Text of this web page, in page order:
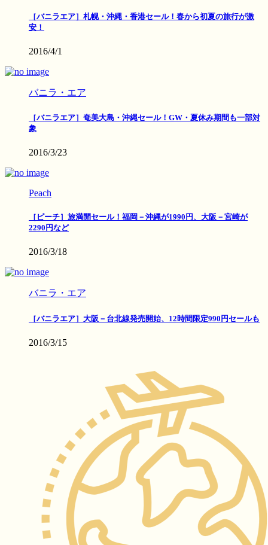
［バニラエア］札幌・沖縄・香港セール！春から初夏の旅行が激
安！
2016/4/1
バニラ・エア
［バニラエア］奄美大島・沖縄セール！GW・夏休み期間も一部対
象
2016/3/23
Peach
［ピーチ］旅満開セール！福岡－沖縄が1990円、大阪－宮崎が
2290円など
2016/3/18
バニラ・エア
［バニラエア］大阪－台北線発売開始、12時間限定990円セールも
2016/3/15